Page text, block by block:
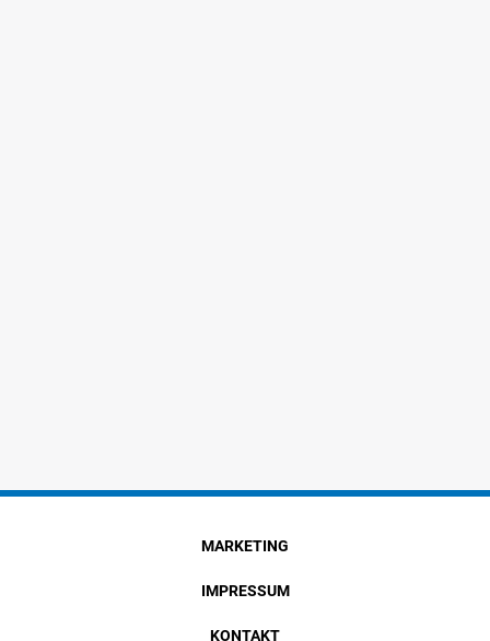
MARKETING
IMPRESSUM
KONTAKT